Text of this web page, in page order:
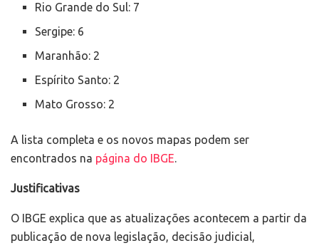
Rio Grande do Sul: 7
Sergipe: 6
Maranhão: 2
Espírito Santo: 2
Mato Grosso: 2
A lista completa e os novos mapas podem ser
encontrados na página do IBGE.
Justificativas
O IBGE explica que as atualizações acontecem a partir da
publicação de nova legislação, decisão judicial,